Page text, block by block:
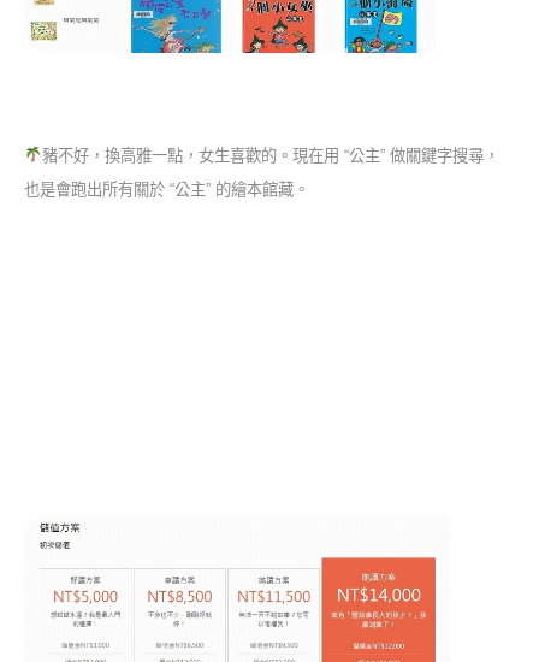
豬不好，換高雅一點，女生喜歡的。現在用 “公主” 做關鍵字搜尋，
也是會跑出所有關於 “公主” 的繪本館藏。